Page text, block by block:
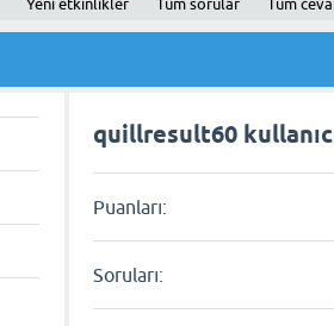
Yeni etkinlikler Tüm sorular Tüm
quillresult60
Puanları:
Soruları: